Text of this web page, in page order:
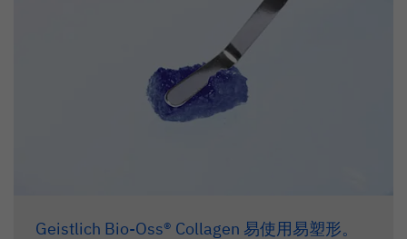
Rohner D et al., Int J Oral Maxillofac Surg.
2013 May;42(5):585-91 (Clinical study).
Cardaropoli D et al., Int J Periodontics
Restorative Dent. 2012 Aug;32(4):421–30
(Clinical study).
Jung RE et al., J Clin Periodontol. 2013
Mordenfeld A et al., Clin. Oral Implant Res.
Geistlich Bio-Oss® Collagen 易使用易塑形。